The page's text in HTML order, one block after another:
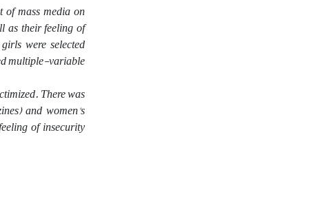
of mass media on
as their feeling of
were selected
multiple-variable
There was
and women's
of insecurity